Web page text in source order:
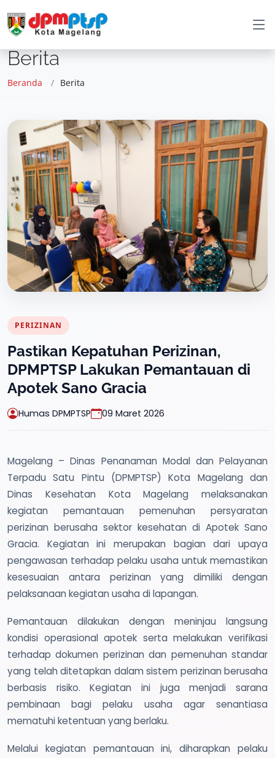
Berita
Beranda Berita
PERIZINAN
Pastikan Kepatuhan Perizinan,
DPMPTSP Lakukan Pemantauan di
Apotek Sano Gracia
Humas DPMPTSP 09 Maret 2026
Magelang – Dinas Penanaman Modal dan Pelayanan
Terpadu Satu Pintu (DPMPTSP) Kota Magelang dan
Dinas Kesehatan Kota Magelang melaksanakan
kegiatan pemantauan pemenuhan persyaratan
perizinan berusaha sektor kesehatan di Apotek Sano
Gracia. Kegiatan ini merupakan bagian dari upaya
pengawasan terhadap pelaku usaha untuk memastikan
kesesuaian antara perizinan yang dimiliki dengan
pelaksanaan kegiatan usaha di lapangan.
Pemantauan dilakukan dengan meninjau langsung
kondisi operasional apotek serta melakukan verifikasi
terhadap dokumen perizinan dan pemenuhan standar
yang telah ditetapkan dalam sistem perizinan berusaha
berbasis risiko. Kegiatan ini juga menjadi sarana
pembinaan bagi pelaku usaha agar senantiasa
mematuhi ketentuan yang berlaku.
Melalui kegiatan pemantauan ini, diharapkan pelaku